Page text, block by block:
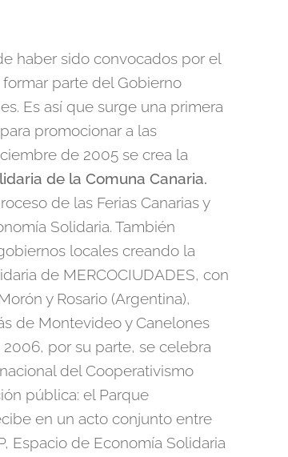
haber sido convocados por el
formar parte del Gobierno
Es así que surge una primera
promocionar a las
de 2005 se crea la
de la Comuna Canaria.
de las Ferias Canarias y
Solidaria. También
locales creando la
de MERCOCIUDADES, con
y Rosario (Argentina),
de Montevideo y Canelones
2006, por su parte, se celebra
del Cooperativismo
pública: el Parque
en un acto conjunto entre
Espacio de Economía Solidaria